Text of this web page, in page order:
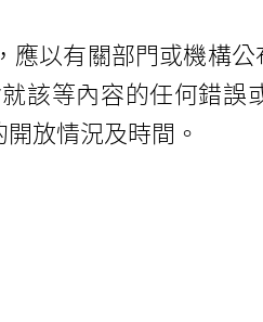
以有關部門或機構
該等內容的任何錯
放情況及時間。